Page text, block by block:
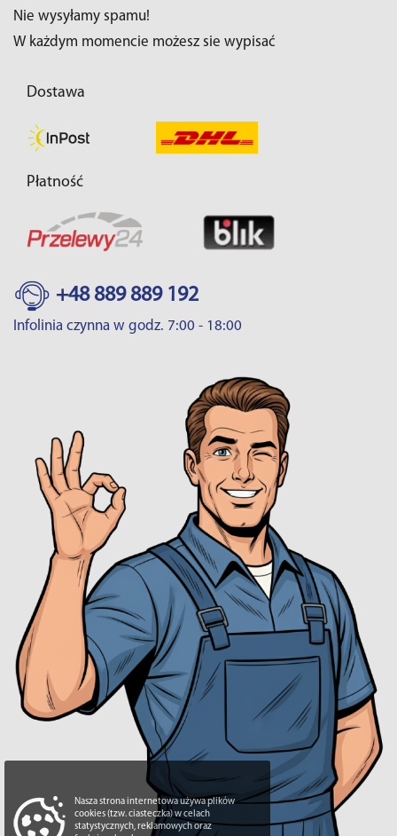
Nie wysyłamy spamu!
W każdym momencie możesz sie wypisać
Dostawa
Płatność
+48 889 889 192
Infolinia czynna w godz. 7:00 - 18:00
Nasza strona internetowa używa plików
cookies (tzw. ciasteczka) w celach
statystycznych, reklamowych oraz